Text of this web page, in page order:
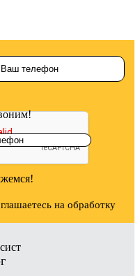
на обработку